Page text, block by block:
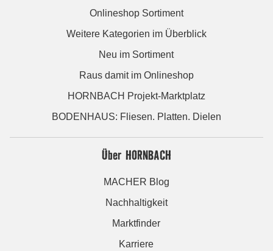
Onlineshop Sortiment
Weitere Kategorien im Überblick
Neu im Sortiment
Raus damit im Onlineshop
HORNBACH Projekt-Marktplatz
BODENHAUS: Fliesen. Platten. Dielen
Über HORNBACH
MACHER Blog
Nachhaltigkeit
Marktfinder
Karriere